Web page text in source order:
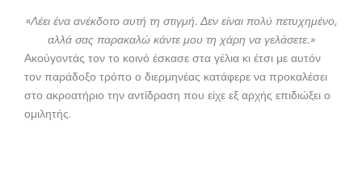
«Λέει ένα ανέκδοτο αυτή τη στιγμή. Δεν είναι πολύ πετυχημένο,
αλλά σας παρακαλώ κάντε μου τη χάρη να γελάσετε.»
Ακούγοντάς τον το κοινό έσκασε στα γέλια κι έτσι με αυτόν
τον παράδοξο τρόπο ο διερμηνέας κατάφερε να προκαλέσει
στο ακροατήριο την αντίδραση που είχε εξ αρχής επιδιώξει ο
ομιλητής.